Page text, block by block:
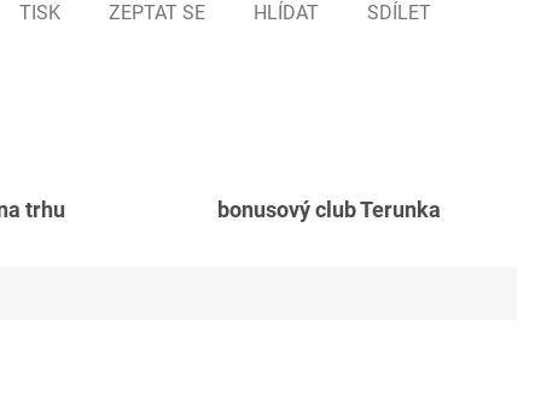
TISK ZEPTAT SE HLÍDAT SDÍLET
trhu bonusový club Terunka